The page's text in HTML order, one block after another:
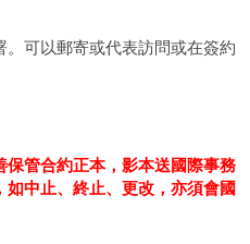
可以郵寄或代表訪問或在簽約
保管合約正本，影本送國際事務
中止、終止、更改，亦須會國